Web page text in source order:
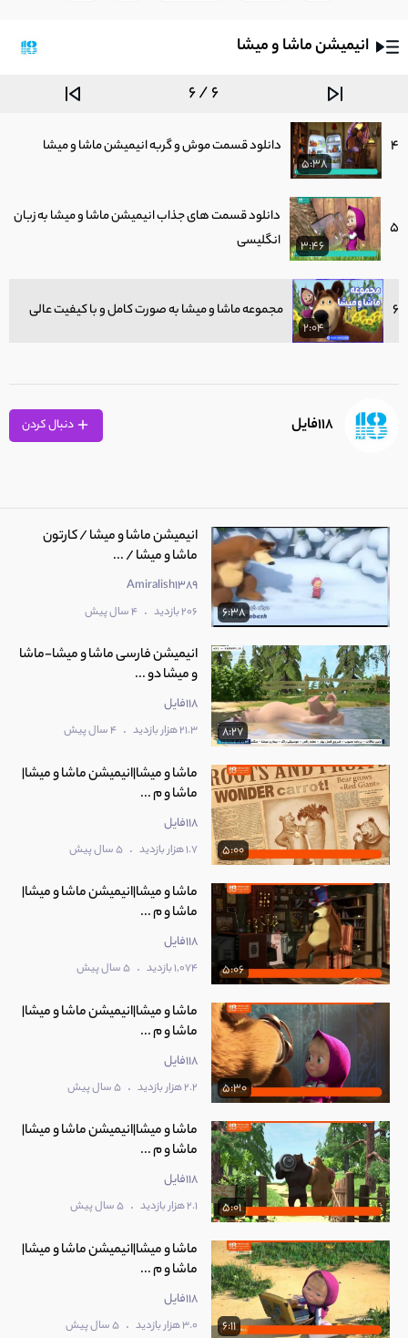
انیمیشن ماشا و میشا
6 / 6
4
5:38
دانلود قسمت موش و گربه انیمیشن ماشا و میشا
5
3:46
دانلود قسمت های جذاب انیمیشن ماشا و میشا به زبان
انگلیسی
6
2:04
مجموعه ماشا و میشا به صورت کامل و با کیفیت عالی
118فایل
6:38
انیمیشن ماشا و میشا / کارتون
ماشا و میشا / ...
Amiralish1389
206 بازدید . 4 سال پیش
8:27
انیمیشن فارسی ماشا و میشا-ماشا
و میشا دو ...
118فایل
21.3 هزار بازدید . 4 سال پیش
5:00
ماشا و میشا|انیمیشن ماشا و میشا|
ماشا و م ...
118فایل
1.7 هزار بازدید . 5 سال پیش
5:06
ماشا و میشا|انیمیشن ماشا و میشا|
ماشا و م ...
118فایل
1,074 بازدید . 5 سال پیش
5:30
ماشا و میشا|انیمیشن ماشا و میشا|
ماشا و م ...
118فایل
2.2 هزار بازدید . 5 سال پیش
5:01
ماشا و میشا|انیمیشن ماشا و میشا|
ماشا و م ...
118فایل
2.1 هزار بازدید . 5 سال پیش
6:11
ماشا و میشا|انیمیشن ماشا و میشا|
ماشا و م ...
118فایل
3.0 هزار بازدید . 5 سال پیش